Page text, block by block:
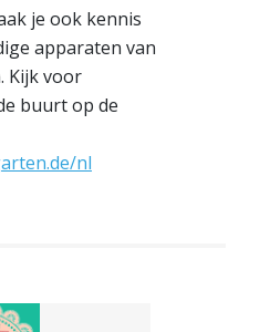
je ook kennis
apparaten van
Kijk voor
buurt op de
nl